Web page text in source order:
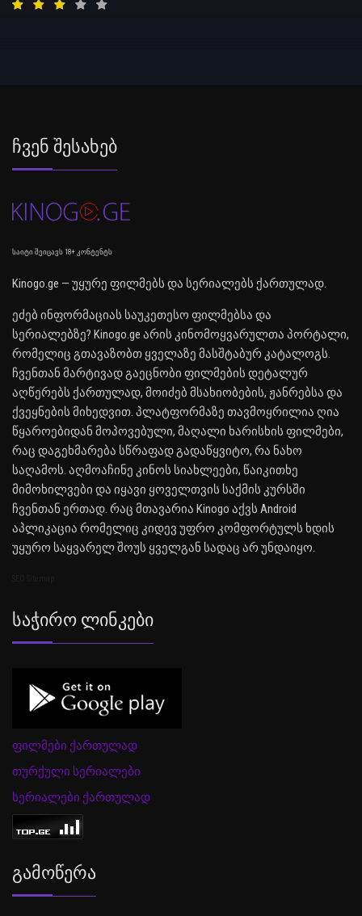
Ჩვენ Შესახებ
საიტი შეიცავს 18+ კონტენტს
Kinogo.ge — უყურე ფილმებს და სერიალებს ქართულად.
ეძებ ინფორმაციას საუკეთესო ფილმებსა და
სერიალებზე? Kinogo.ge არის კინომოყვარულთა პორტალი,
რომელიც გთავაზობთ ყველაზე მასშტაბურ კატალოგს.
ჩვენთან მარტივად გაეცნობი ფილმების დეტალურ
აღწერებს ქართულად, მოიძებ მსახიობების, ჟანრებსა და
ქვეყნების მიხედვით. პლატფორმაზე თავმოყრილია ღია
წყაროებიდან მოპოვებული, მაღალი ხარისხის ფილმები,
რაც დაგეხმარება სწრაფად გადაწყვიტო, რა ნახო
საღამოს. აღმოაჩინე კინოს სიახლეები, წაიკითხე
მიმოხილვები და იყავი ყოველთვის საქმის კურსში
ჩვენთან ერთად. რაც მთავარია Kinogo აქვს Android
აპლიკაცია რომელიც კიდევ უფრო კომფორტულს ხდის
უყურო საყვარელ შოუს ყველგან სადაც არ უნდაიყო.
Საჭირო Ლინკები
ფილმები ქართულად
თურქული სერიალები
სერიალები ქართულად
Გამოწერა